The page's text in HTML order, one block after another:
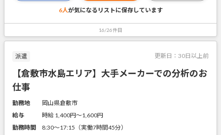
6人が気になるリストに保存しています
16/26件目
派遣 更新日： 30日以上前
【倉敷市水島エリア】大手メーカーでの分析のお
仕事
勤務地
岡山県倉敷市
給与
時給 1,400円〜1,600円
勤務時間
8:30～17:15（実働7時間45分）